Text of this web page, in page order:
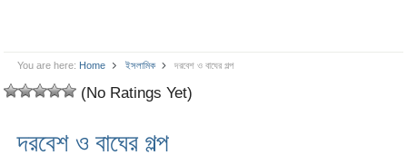
You are here: Home ইসলামিক দরবেশ ও বাঘের গল্প
(No Ratings Yet)
দরবেশ ও বাঘের গল্প